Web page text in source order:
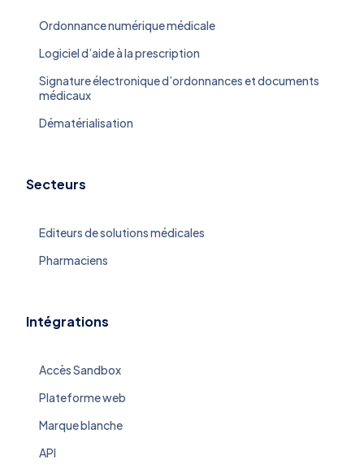
Ordonnance numérique médicale
Logiciel d’aide à la prescription
Signature électronique d’ordonnances et documents
médicaux
Dématérialisation
Secteurs
Editeurs de solutions médicales
Pharmaciens
Intégrations
Accès Sandbox
Plateforme web
Marque blanche
API